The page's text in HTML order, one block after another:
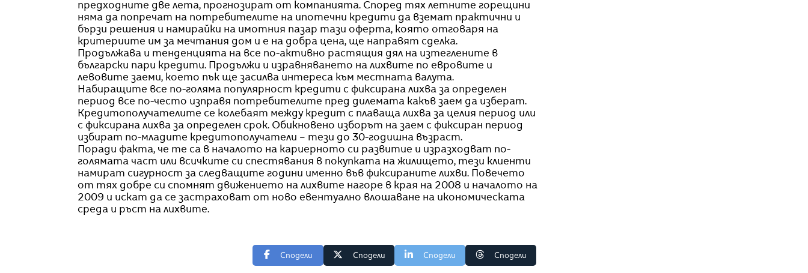
предходните две лета, прогнозират от компанията. Според тях летните горещини
няма да попречат на потребителите на ипотечни кредити да вземат практични и
бързи решения и намирайки на имотния пазар тази оферта, която отговаря на
критериите им за мечтания дом и е на добра цена, ще направят сделка.
Продължава и тенденцията на все по-активно растящия дял на изтеглените в
български пари кредити. Продължи и изравняването на лихвите по евровите и
левовите заеми, което пък ще засилва интереса към местната валута.
Набиращите все по-голяма популярност кредити с фиксирана лихва за определен
период все по-често изправя потребителите пред дилемата какъв заем да изберат.
Кредитополучателите се колебаят между кредит с плаваща лихва за целия период или
с фиксирана лихва за определен срок. Обикновено изборът на заем с фиксиран период
избират по-младите кредитополучатели – тези до 30-годишна възраст.
Поради факта, че те са в началото на кариерното си развитие и изразходват по-
голямата част или всичките си спестявания в покупката на жилището, тези клиенти
намират сигурност за следващите години именно във фиксираните лихви. Повечето
от тях добре си спомнят движението на лихвите нагоре в края на 2008 и началото на
2009 и искат да се застраховат от ново евентуално влошаване на икономическата
среда и ръст на лихвите.
Сподели Сподели Сподели Сподели